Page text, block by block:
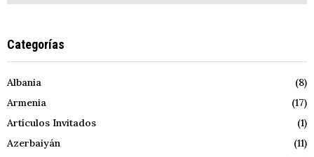
Categorías
Albania
(8)
Armenia
(17)
Artículos Invitados
(1)
Azerbaiyán
(11)